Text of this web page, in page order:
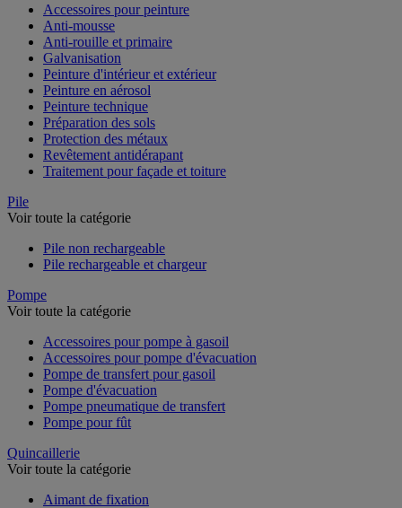
Accessoires pour peinture
Anti-mousse
Anti-rouille et primaire
Galvanisation
Peinture d'intérieur et extérieur
Peinture en aérosol
Peinture technique
Préparation des sols
Protection des métaux
Revêtement antidérapant
Traitement pour façade et toiture
Pile
Voir toute la catégorie
Pile non rechargeable
Pile rechargeable et chargeur
Pompe
Voir toute la catégorie
Accessoires pour pompe à gasoil
Accessoires pour pompe d'évacuation
Pompe de transfert pour gasoil
Pompe d'évacuation
Pompe pneumatique de transfert
Pompe pour fût
Quincaillerie
Voir toute la catégorie
Aimant de fixation